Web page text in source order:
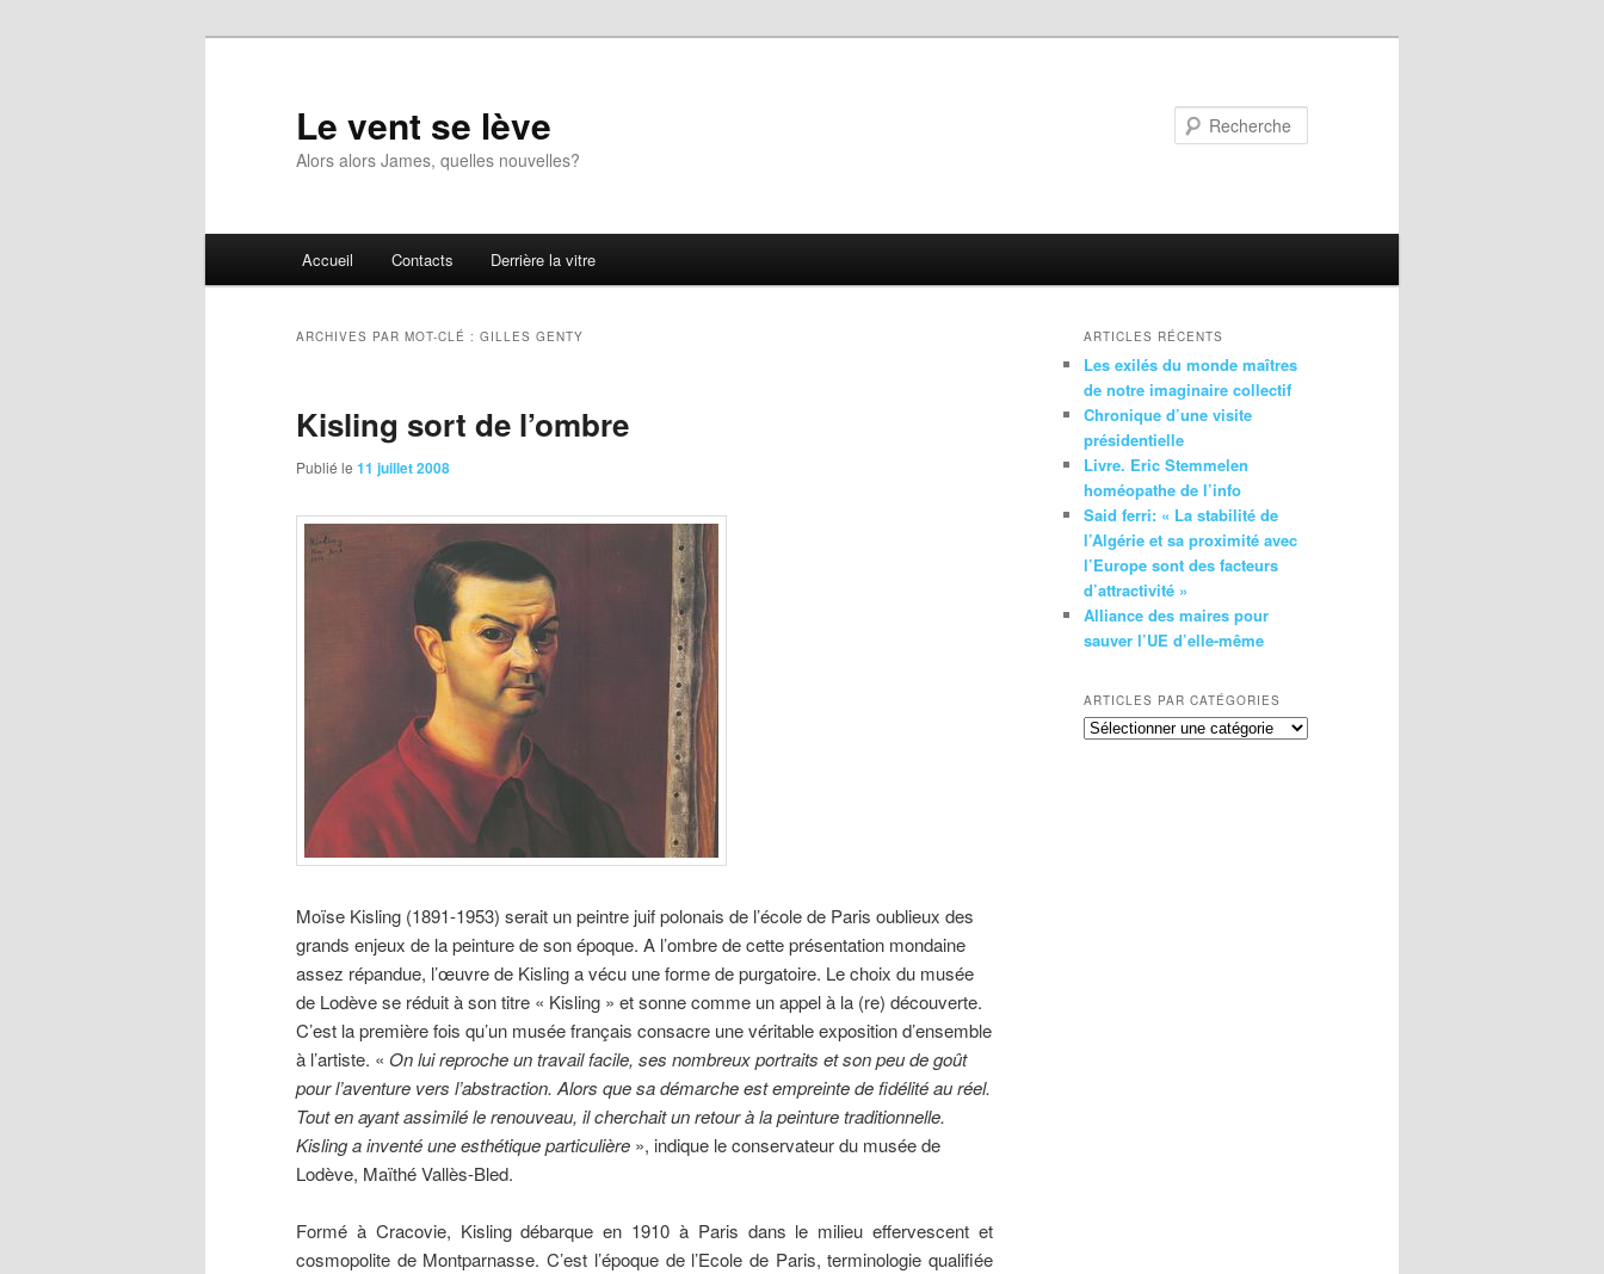
Le vent se lève
Alors alors James, quelles nouvelles?
Accueil Contacts Derrière la vitre
ARCHIVES PAR MOT-CLÉ : GILLES GENTY
Kisling sort de l’ombre
Publié le 11 juillet 2008
Moïse Kisling (1891-1953) serait un peintre juif polonais de l’école de Paris oublieux des
grands enjeux de la peinture de son époque. A l’ombre de cette présentation mondaine
assez répandue, l’œuvre de Kisling a vécu une forme de purgatoire. Le choix du musée
de Lodève se réduit à son titre « Kisling » et sonne comme un appel à la (re) découverte.
C’est la première fois qu’un musée français consacre une véritable exposition d’ensemble
à l’artiste. « On lui reproche un travail facile, ses nombreux portraits et son peu de goût
pour l’aventure vers l’abstraction. Alors que sa démarche est empreinte de fidélité au réel.
Tout en ayant assimilé le renouveau, il cherchait un retour à la peinture traditionnelle.
Kisling a inventé une esthétique particulière », indique le conservateur du musée de
Lodève, Maïthé Vallès-Bled.
Formé à Cracovie, Kisling débarque en 1910 à Paris dans le milieu effervescent et
cosmopolite de Montparnasse. C’est l’époque de l’Ecole de Paris, terminologie qualifiée
ARTICLES RÉCENTS
Les exilés du monde maîtres
de notre imaginaire collectif
Chronique d’une visite
présidentielle
Livre. Eric Stemmelen
homéopathe de l’info
Said ferri: « La stabilité de
l’Algérie et sa proximité avec
l’Europe sont des facteurs
d’attractivité »
Alliance des maires pour
sauver l’UE d’elle-même
ARTICLES PAR CATÉGORIES
Articles